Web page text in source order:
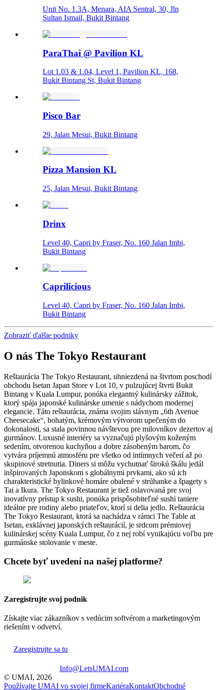
Unit No. 1.3A, Menara, AIA Sentral, 30, Jln
Sultan Ismail, Bukit Bintang
ParaThai @ Pavilion KL
Lot 1.03 & 1.04, Level 1, Pavilion KL, 168,
Bukit Bintang St, Bukit Bintang
Pisco Bar
29, Jalan Mesui, Bukit Bintang
Pizza Mansion KL
25, Jalan Mesui, Bukit Bintang
Drinx
Level 40, Capri by Fraser, No. 160 Jalan Imbi,
Bukit Bintang
Caprilicious
Level 40, Capri by Fraser, No. 160 Jalan Imbi,
Bukit Bintang
Zobraziť ďalšie podniky
O nás The Tokyo Restaurant
Reštaurácia The Tokyo Restaurant, uhniezdená na štvrtom poschodí
obchodu Isetan Japan Store v Lot 10, v pulzujúcej štvrti Bukit
Bintang v Kuala Lumpur, ponúka elegantný kulinársky zážitok,
ktorý spája japonské kulinárske umenie s nádychom modernej
elegancie. Táto reštaurácia, známa svojim slávnym „6th Avenue
Cheesecake“, bohatým, krémovým výtvorom upečeným do
dokonalosti, sa stala povinnou návštevou pre milovníkov dezertov aj
gurmánov. Luxusné interiéry sa vyznačujú plyšovým koženým
sedením, otvorenou kuchyňou a dobre zásobeným barom, čo
vytvára príjemnú atmosféru pre všetko od intímnych večerí až po
skupinové stretnutia. Diners si môžu vychutnať širokú škálu jedál
inšpirovaných Japonskom s globálnymi prvkami, ako sú ich
charakteristické bylinkové homáre obalené v strúhanke a špagety s
Tai a Ikura. The Tokyo Restaurant je tiež oslavovaná pre svoj
inovatívny prístup k sushi, ponúka prispôsobiteľné sushi taniere
ideálne pre rodiny alebo priateľov, ktorí si delia jedlo. Reštaurácia
The Tokyo Restaurant, ktorá sa nachádza v rámci The Table at
Isetan, exklávnej japonských reštaurácií, je srdcom prémiovej
kulinárskej scény Kuala Lumpur, čo z nej robí vynikajúcu voľbu pre
gurmánske stolovanie v meste.
Chcete byť uvedení na našej platforme?
Zaregistrujte svoj podnik
Získajte viac zákazníkov s vedúcim softvérom a marketingovým
riešením v odvetví.
Zaregistrujte sa tu
Info@LetsUMAI.com
© UMAI, 2026
Používajte UMAI vo svojej firmeKariéraKontaktObchodné